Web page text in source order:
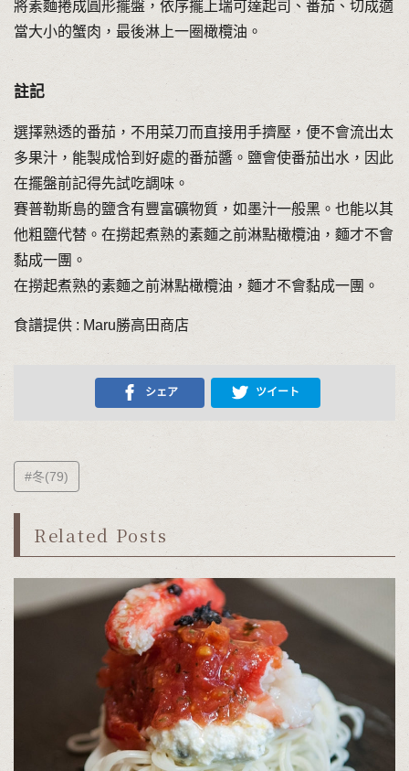
將素麵捲成圓形擺盤，依序擺上瑞可達起司、番茄、切成適
當大小的蟹肉，最後淋上一圈橄欖油。
註記
選擇熟透的番茄，不用菜刀而直接用手擠壓，便不會流出太
多果汁，能製成恰到好處的番茄醬。鹽會使番茄出水，因此
在擺盤前記得先試吃調味。
賽普勒斯島的鹽含有豐富礦物質，如墨汁一般黑。也能以其
他粗鹽代替。在撈起煮熟的素麵之前淋點橄欖油，麵才不會
黏成一團。
在撈起煮熟的素麵之前淋點橄欖油，麵才不會黏成一團。
食譜提供 : Maru勝高田商店
シェア ツイート
#冬(79)
Related Posts